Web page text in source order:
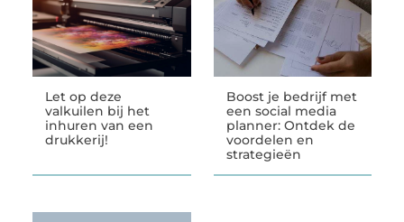
Let op deze
valkuilen bij het
inhuren van een
drukkerij!
Boost je bedrijf met
een social media
planner: Ontdek de
voordelen en
strategieën